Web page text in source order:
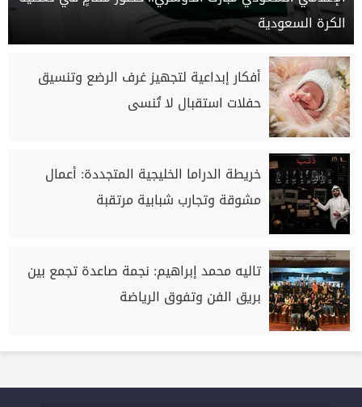
الكرة السعودية
أفكار إبداعية لتجهيز غرف الرضع وتنسيق
حفلات استقبال لا تُنسى
خريطة الدراما الخليجية المتجددة: أعمال
مشوقة وتجارب شبابية مرتقبة
تاليه محمد إبراهيم: نجمة صاعدة تجمع بين
بريق الفن وتفوق الرياضة